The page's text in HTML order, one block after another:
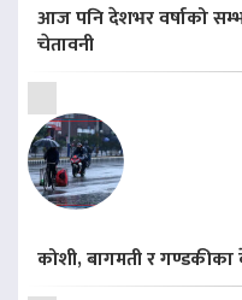
आज पनि देशभर वर्षाको
चेतावनी
कोशी, बागमती र गण्डकीका